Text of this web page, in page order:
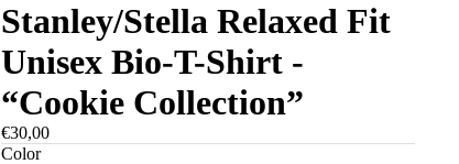
Stanley/Stella Relaxed Fit
Unisex Bio-T-Shirt -
“Cookie Collection”
€30,00
Color